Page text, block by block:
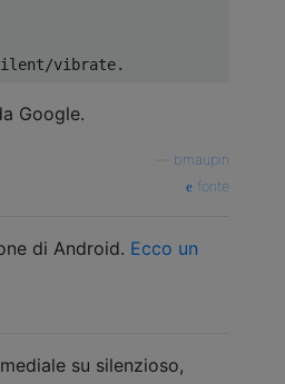
Google.
bmaupin
fonte
di Android. Ecco un
su silenzioso,